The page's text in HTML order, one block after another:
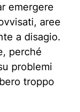
emergere
aree
a disagio.
perché
problemi
troppo